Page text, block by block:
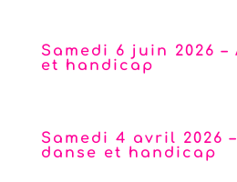
Samedi 6 juin 2026
et handicap
Samedi 4 avril 2026
danse et handicap